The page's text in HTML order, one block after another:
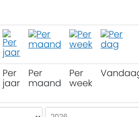
Per
jaar
Per
maand
Per
week